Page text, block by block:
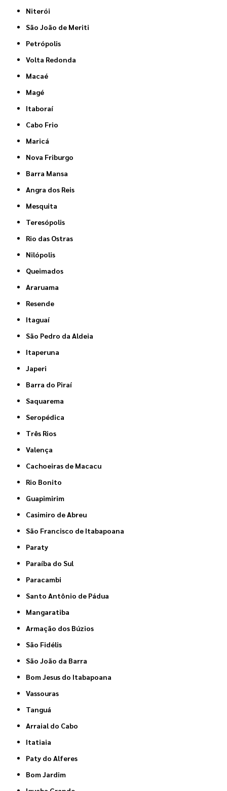
Niterói
São João de Meriti
Petrópolis
Volta Redonda
Macaé
Magé
Itaboraí
Cabo Frio
Maricá
Nova Friburgo
Barra Mansa
Angra dos Reis
Mesquita
Teresópolis
Rio das Ostras
Nilópolis
Queimados
Araruama
Resende
Itaguaí
São Pedro da Aldeia
Itaperuna
Japeri
Barra do Piraí
Saquarema
Seropédica
Três Rios
Valença
Cachoeiras de Macacu
Rio Bonito
Guapimirim
Casimiro de Abreu
São Francisco de Itabapoana
Paraty
Paraíba do Sul
Paracambi
Santo Antônio de Pádua
Mangaratiba
Armação dos Búzios
São Fidélis
São João da Barra
Bom Jesus do Itabapoana
Vassouras
Tanguá
Arraial do Cabo
Itatiaia
Paty do Alferes
Bom Jardim